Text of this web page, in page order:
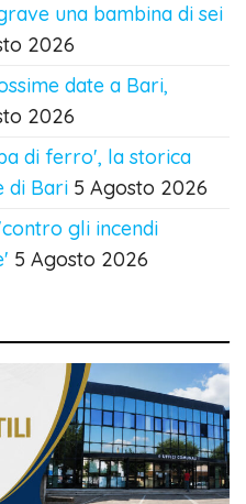
una bambina di sei
2026
date a Bari,
2026
di ferro', la storica
di Bari 5 Agosto 2026
gli incendi
5 Agosto 2026